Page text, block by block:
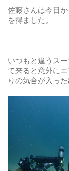
佐藤さんは今日
を得ました。
いつもと違うス
て来ると意外に
りの気合が入っ